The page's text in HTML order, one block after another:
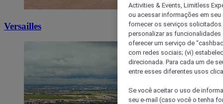
Versailles
Activities & Events, Limitless
ou acessar informações em
fornecer os serviços solicitados
personalizar as
oferecer um serviço de
com redes sociais; (vi)
direcionada. Para cada um de
entre esses diferentes usos
Se você aceitar o uso de
seu e-mail (caso você o tenha